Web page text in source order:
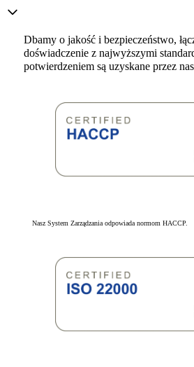
Dbamy o jakość i bezpieczeństwo,
doświadczenie z najwyższymi
potwierdzeniem są uzyskane przez
Nasz System Zarządzania odpowiada normom HACCP.